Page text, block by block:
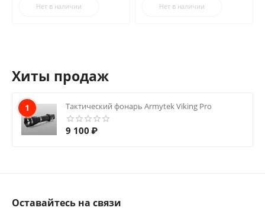
Нет в наличии Нет в наличии
Хиты продаж
1 Тактический фонарь Armytek Viking Pro
9 100 ₽
Оставайтесь на связи